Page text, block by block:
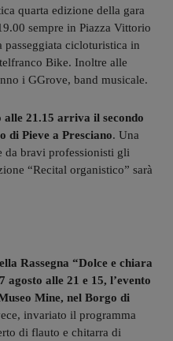
quarta edizione della gara
sempre in Piazza Vittorio
cicloturistica in
Bike. Inoltre alle
i GGrove, band musicale.
alle 21.15 arriva il secondo
di Pieve a Presciano. Una
da bravi professionisti gli
“Recital organistico” sarà
Rassegna “Dolce e chiara
agosto alle 21 e 15, l’evento
Mine, nel Borgo di
invariato il programma
di flauto e chitarra di